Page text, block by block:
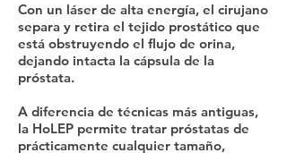
Con un láser de alta energía, el cirujano
separa y retira el tejido prostático que
está obstruyendo el flujo de orina,
dejando intacta la cápsula de la
próstata.
A diferencia de técnicas más antiguas,
la HoLEP permite tratar próstatas de
prácticamente cualquier tamaño,